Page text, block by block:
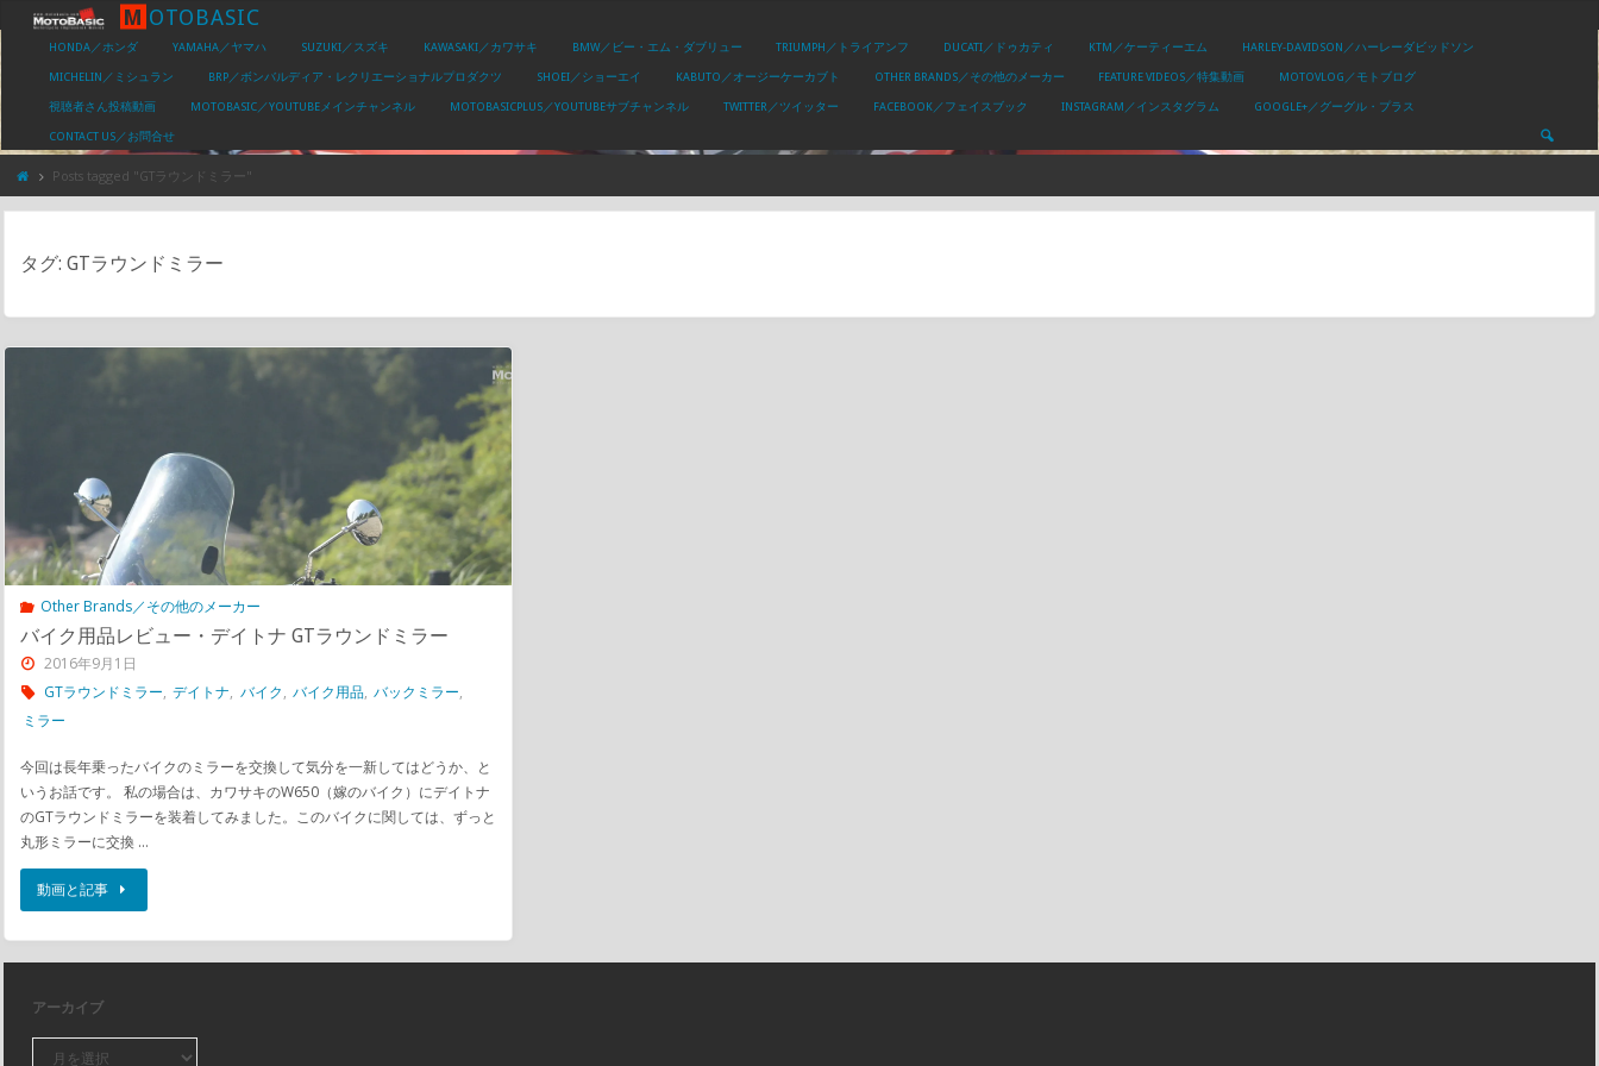
M OTOBASIC
HONDA／ホンダ YAMAHA／ヤマハ SUZUKI／スズキ KAWASAKI／カワサキ BMW／ビー・エム・ダブリュー TRIUMPH／トライアンフ DUCATI／ドゥカティ KTM／ケーティーエム HARLEY-DAVIDSON／ハーレーダビッドソン
MICHELIN／ミシュラン BRP／ボンバルディア・レクリエーショナルプロダクツ SHOEI／ショーエイ KABUTO／オージーケーカブト OTHER BRANDS／その他のメーカー FEATURE VIDEOS／特集動画 MOTOVLOG／モトブログ
視聴者さん投稿動画 MOTOBASIC／YOUTUBEメインチャンネル MOTOBASICPLUS／YOUTUBEサブチャンネル TWITTER／ツイッター FACEBOOK／フェイスブック INSTAGRAM／インスタグラム GOOGLE+／グーグル・プラス
CONTACT US／お問合せ
Posts tagged "GTラウンドミラー"
タグ:GTラウンドミラー
Other Brands／その他のメーカー
バイク用品レビュー・デイトナ GTラウンドミラー
2016年9月1日
GTラウンドミラー, デイトナ, バイク, バイク用品, バックミラー,
ミラー
今回は長年乗ったバイクのミラーを交換して気分を一新してはどうか、と
いうお話です。 私の場合は、カワサキのW650（嫁のバイク）にデイトナ
のGTラウンドミラーを装着してみました。このバイクに関しては、ずっと
丸形ミラーに交換 …
動画と記事
アーカイブ